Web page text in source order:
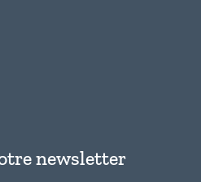
newsletter